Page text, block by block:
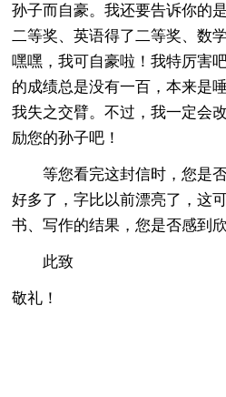
孙子而自豪。我还要告诉你的
二等奖、英语得了二等奖、数
嘿嘿，我可自豪啦！我特厉害
的成绩总是没有一百，本来是
我失之交臂。不过，我一定会
励您的孙子吧！
等您看完这封信时，您是否
好多了，字比以前漂亮了，这
书、写作的结果，您是否感到
此致
敬礼！